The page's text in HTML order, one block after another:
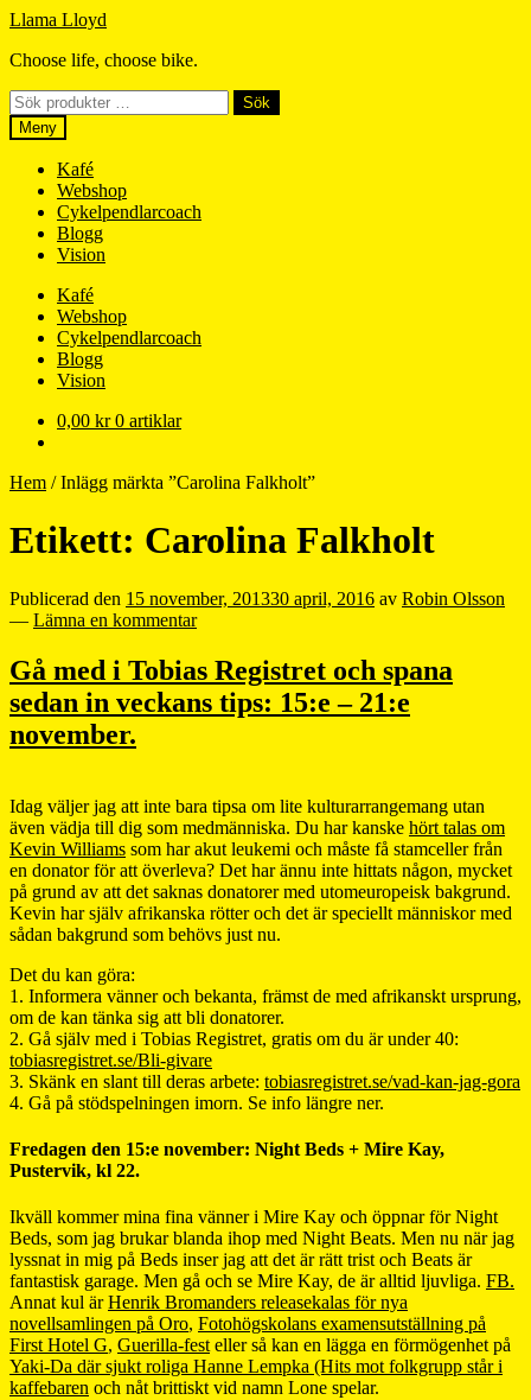
Hoppa
navigering
Hoppa
innehåll
Llama Lloyd
Choose life, choose bike.
Sök
efter:
Sök
Meny
Kafé
Webshop
Cykelpendlarcoach
Blogg
Vision
Kafé
Webshop
Cykelpendlarcoach
Blogg
Vision
0,00 kr 0 artiklar
Hem /Inlägg märkta ”Carolina Falkholt”
Etikett: Carolina Falkholt
Publicerad den 15 november, 201330 april, 2016 av Robin Olsson
— Lämna en kommentar
Gå med i Tobias Registret och spana
sedan in veckans tips: 15:e – 21:e
november.
Idag väljer jag att inte bara tipsa om lite kulturarrangemang utan
även vädja till dig som medmänniska. Du har kanske hört talas om
Kevin Williams som har akut leukemi och måste få stamceller från
en donator för att överleva? Det har ännu inte hittats någon, mycket
på grund av att det saknas donatorer med utomeuropeisk bakgrund.
Kevin har själv afrikanska rötter och det är speciellt människor med
sådan bakgrund som behövs just nu.
Det du kan göra:
1. Informera vänner och bekanta, främst de med afrikanskt ursprung,
om de kan tänka sig att bli donatorer.
2. Gå själv med i Tobias Registret, gratis om du är under 40:
tobiasregistret.se/Bli-givare
3. Skänk en slant till deras arbete: tobiasregistret.se/vad-kan-jag-gora
4. Gå på stödspelningen imorn. Se info längre ner.
Fredagen den 15:e november: Night Beds + Mire Kay,
Pustervik, kl 22.
Ikväll kommer mina fina vänner i Mire Kay och öppnar för Night
Beds, som jag brukar blanda ihop med Night Beats. Men nu när jag
lyssnat in mig på Beds inser jag att det är rätt trist och Beats är
fantastisk garage. Men gå och se Mire Kay, de är alltid ljuvliga. FB.
Annat kul ärHenrik Bromanders releasekalas för nya
novellsamlingen på Oro, Fotohögskolans examensutställning på
First Hotel G, Guerilla-fest eller så kan en lägga en förmögenhet på
Yaki-Da där sjukt roliga Hanne Lempka (Hits mot folkgrupp står i
kaffebaren och nåt brittiskt vid namn Lone spelar.